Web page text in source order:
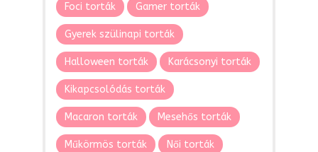
Foci torták Gamer torták
Gyerek szülinapi torták
Halloween torták Karácsonyi torták
Kikapcsolódás torták
Macaron torták Mesehős torták
Műkörmös torták Női torták